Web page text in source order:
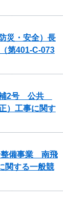
災・安全）長
第401-C-073
補2号 公共
）工事に関す
整備事業 南飛
関する一般競